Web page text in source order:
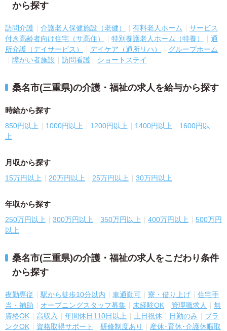
から探す
訪問介護 介護老人保健施設（老健） 有料老人ホーム
サービス
付き高齢者向け住宅（サ高住）
特別養護老人ホーム（特養）
通
所介護（デイサービス）
デイケア（通所リハ）
グループホーム
障がい者施設
訪問看護 ショートステイ
桑名市(三重県)の介護・福祉の求人を給与から探す
時給から探す
850円以上 1000円以上 1200円以上 1400円以上
1600円以
上
月収から探す
15万円以上 20万円以上 25万円以上 30万円以上
年収から探す
250万円以上 300万円以上 350万円以上 400万円以上
500万円
以上
桑名市(三重県)の介護・福祉の求人をこだわり条件
から探す
夜勤専従 駅から徒歩10分以内 車通勤可 寮・借り上げ
住宅手
当・補助
オープニングスタッフ募集 未経験OK 管理職求人
無
資格OK
高収入 年間休日110日以上 土日祝休 日勤のみ
ブラ
ンクOK
資格取得サポート 研修制度あり 産休･育休･介護休暇取